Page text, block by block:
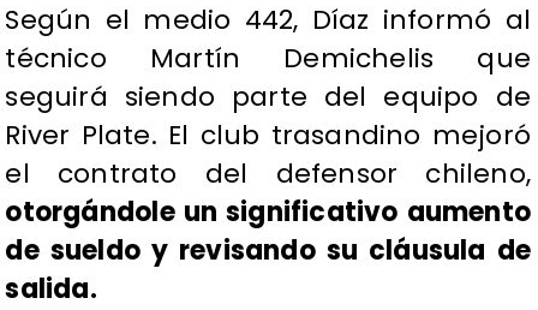
Según el medio 442, Díaz informó al
técnico Martín Demichelis que
seguirá siendo parte del equipo de
River Plate. El club trasandino mejoró
el contrato del defensor chileno,
otorgándole un significativo aumento
de sueldo y revisando su cláusula de
salida.